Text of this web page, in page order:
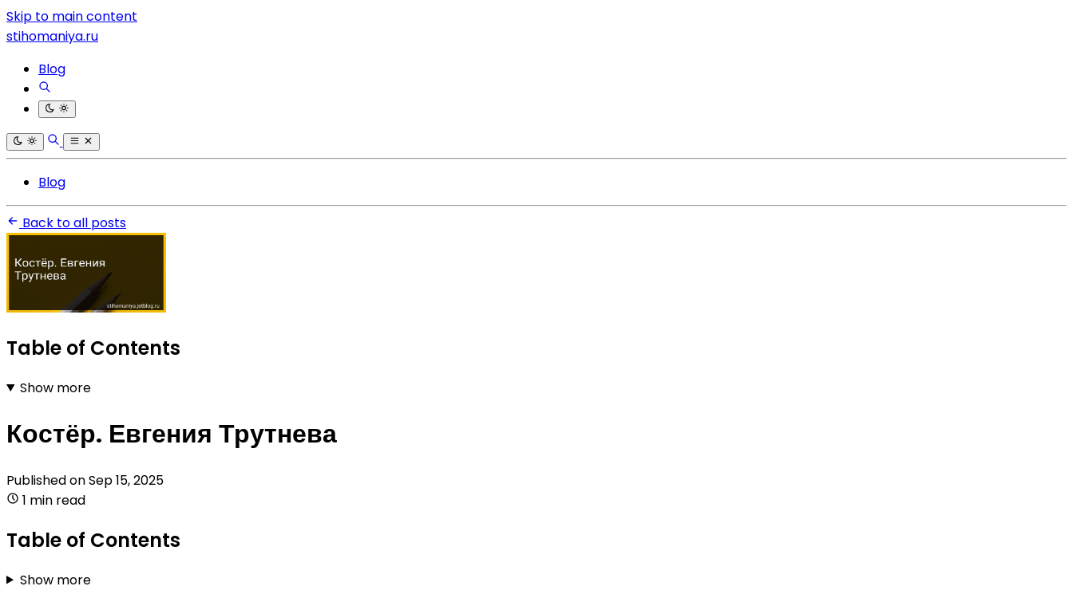
Skip to main content
stihomaniya.ru
Blog
Blog
Back to all posts
Table of Contents
Show more
Костёр. Евгения Трутнева
Published onSep 15, 2025
1 min read
Table of Contents
Show more